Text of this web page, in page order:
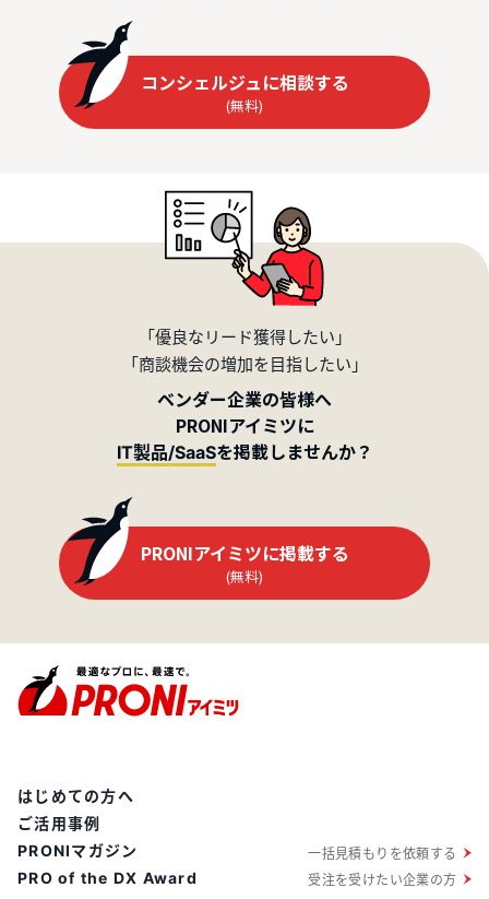
コンシェルジュに相談する
(無料)
「優良なリード獲得したい」
「商談機会の増加を目指したい」
ベンダー企業の皆様へ
PRONIアイミツに
IT製品/SaaSを掲載しませんか？
PRONIアイミツに掲載する
(無料)
はじめての方へ
ご活用事例
PRONIマガジン
PRO of the DX Award
一括見積もりを依頼する
受注を受けたい企業の方